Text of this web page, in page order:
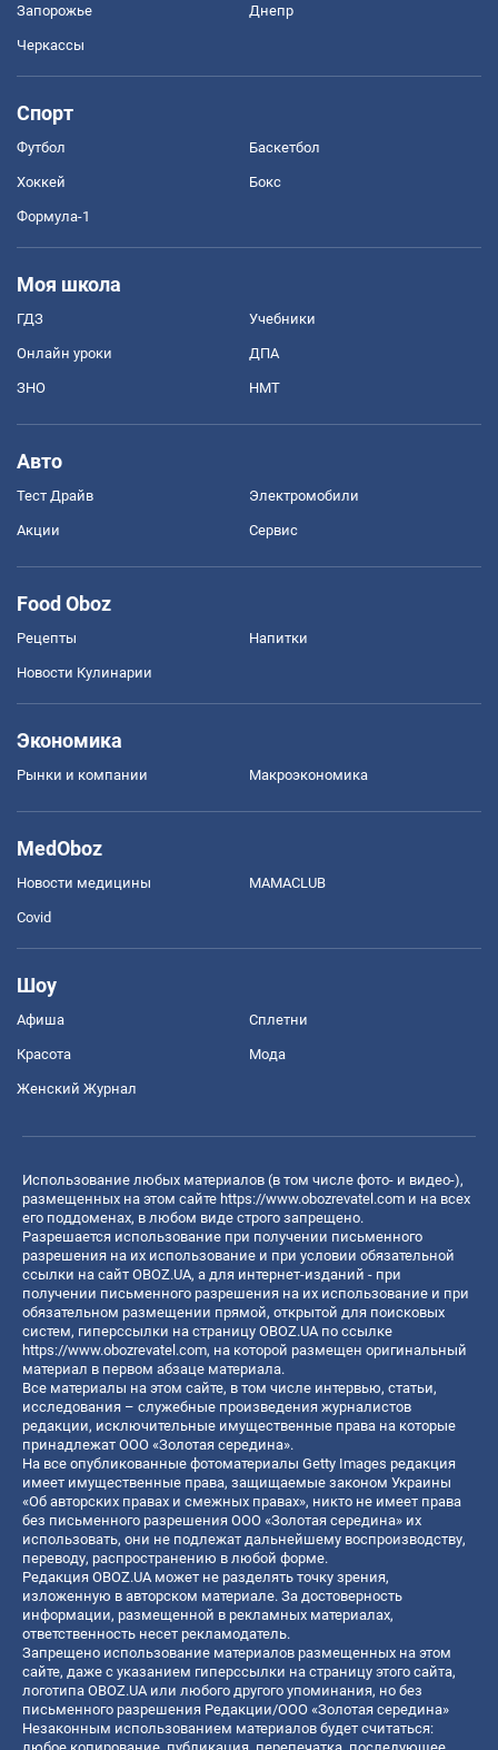
Запорожье Днепр
Черкассы
Спорт
Футбол Баскетбол
Хоккей Бокс
Формула-1
Моя школа
ГДЗ Учебники
Онлайн уроки ДПА
ЗНО НМТ
Авто
Тест Драйв Электромобили
Акции Сервис
Food Oboz
Рецепты Напитки
Новости Кулинарии
Экономика
Рынки и компании Mакроэкономика
MedOboz
Новости медицины MAMACLUB
Covid
Шоу
Афиша Сплетни
Красота Мода
Женский Журнал
Использование любых материалов (в том числе фото- и видео-),
размещенных на этом сайте https://www.obozrevatel.com и на всех
его поддоменах, в любом виде строго запрещено.
Разрешается использование при получении письменного
разрешения на их использование и при условии обязательной
ссылки на сайт OBOZ.UA, а для интернет-изданий - при
получении письменного разрешения на их использование и при
обязательном размещении прямой, открытой для поисковых
систем, гиперссылки на страницу OBOZ.UA по ссылке
https://www.obozrevatel.com, на которой размещен оригинальный
материал в первом абзаце материала.
Все материалы на этом сайте, в том числе интервью, статьи,
исследования – служебные произведения журналистов
редакции, исключительные имущественные права на которые
принадлежат ООО «Золотая середина».
На все опубликованные фотоматериалы Getty Images редакция
имеет имущественные права, защищаемые законом Украины
«Об авторских правах и смежных правах», никто не имеет права
без письменного разрешения ООО «Золотая середина» их
использовать, они не подлежат дальнейшему воспроизводству,
переводу, распространению в любой форме.
Редакция OBOZ.UA может не разделять точку зрения,
изложенную в авторском материале. За достоверность
информации, размещенной в рекламных материалах,
ответственность несет рекламодатель.
Запрещено использование материалов размещенных на этом
сайте, даже с указанием гиперссылки на страницу этого сайта,
логотипа OBOZ.UA или любого другого упоминания, но без
письменного разрешения Редакции/ООО «Золотая середина»
Незаконным использованием материалов будет считаться: